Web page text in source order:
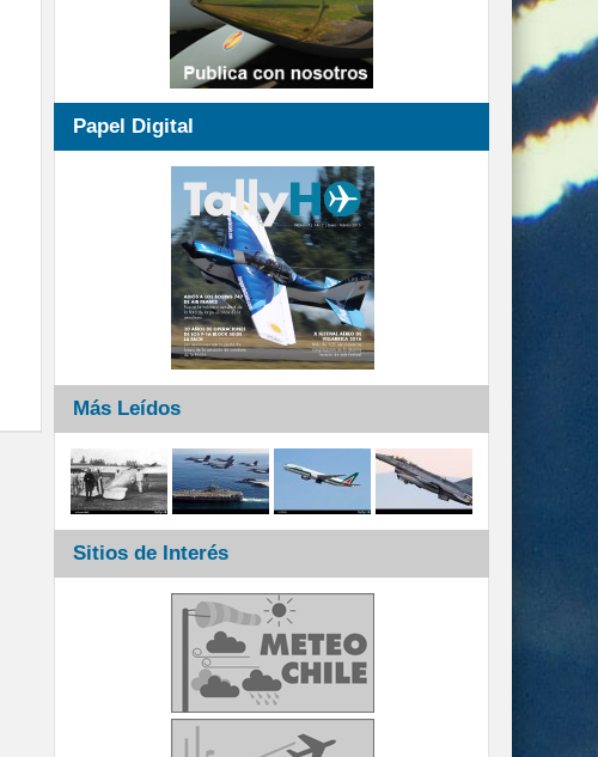
Papel Digital
Más Leídos
Sitios de Interés